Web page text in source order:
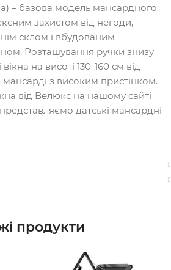
– базова модель мансардного
захистом від негоди,
склом і вбудованим
Розташування ручки знизу
на висоті 130-160 см від
мансарді з високим пристінком.
від Велюкс на нашому сайті
датські мансардні
продукти